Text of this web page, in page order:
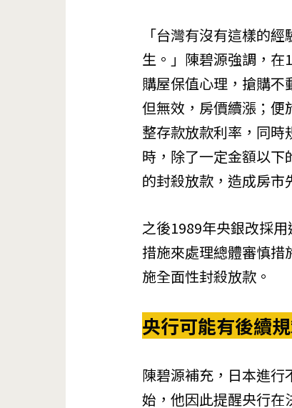
「台灣有沒有這樣的
生。」陳碧源強調，
購屋保值心理，搶購
但無效，房價續漲；便
整存款放款利率，同
時，除了一定金額以
的封殺放款，造成房市
之後1989年央銀改採
措施來處理總體審慎
施全面性封殺放款。
央行可能有後續
陳碧源補充，日本進行
始，他因此提醒央行在